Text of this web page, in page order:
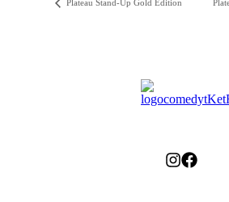
Plateau Stand-Up Gold Edition